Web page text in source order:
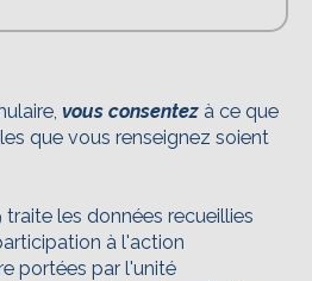
vous consentez à ce que
que vous renseignez soient
les données recueillies
à l'action
portées par l'unité